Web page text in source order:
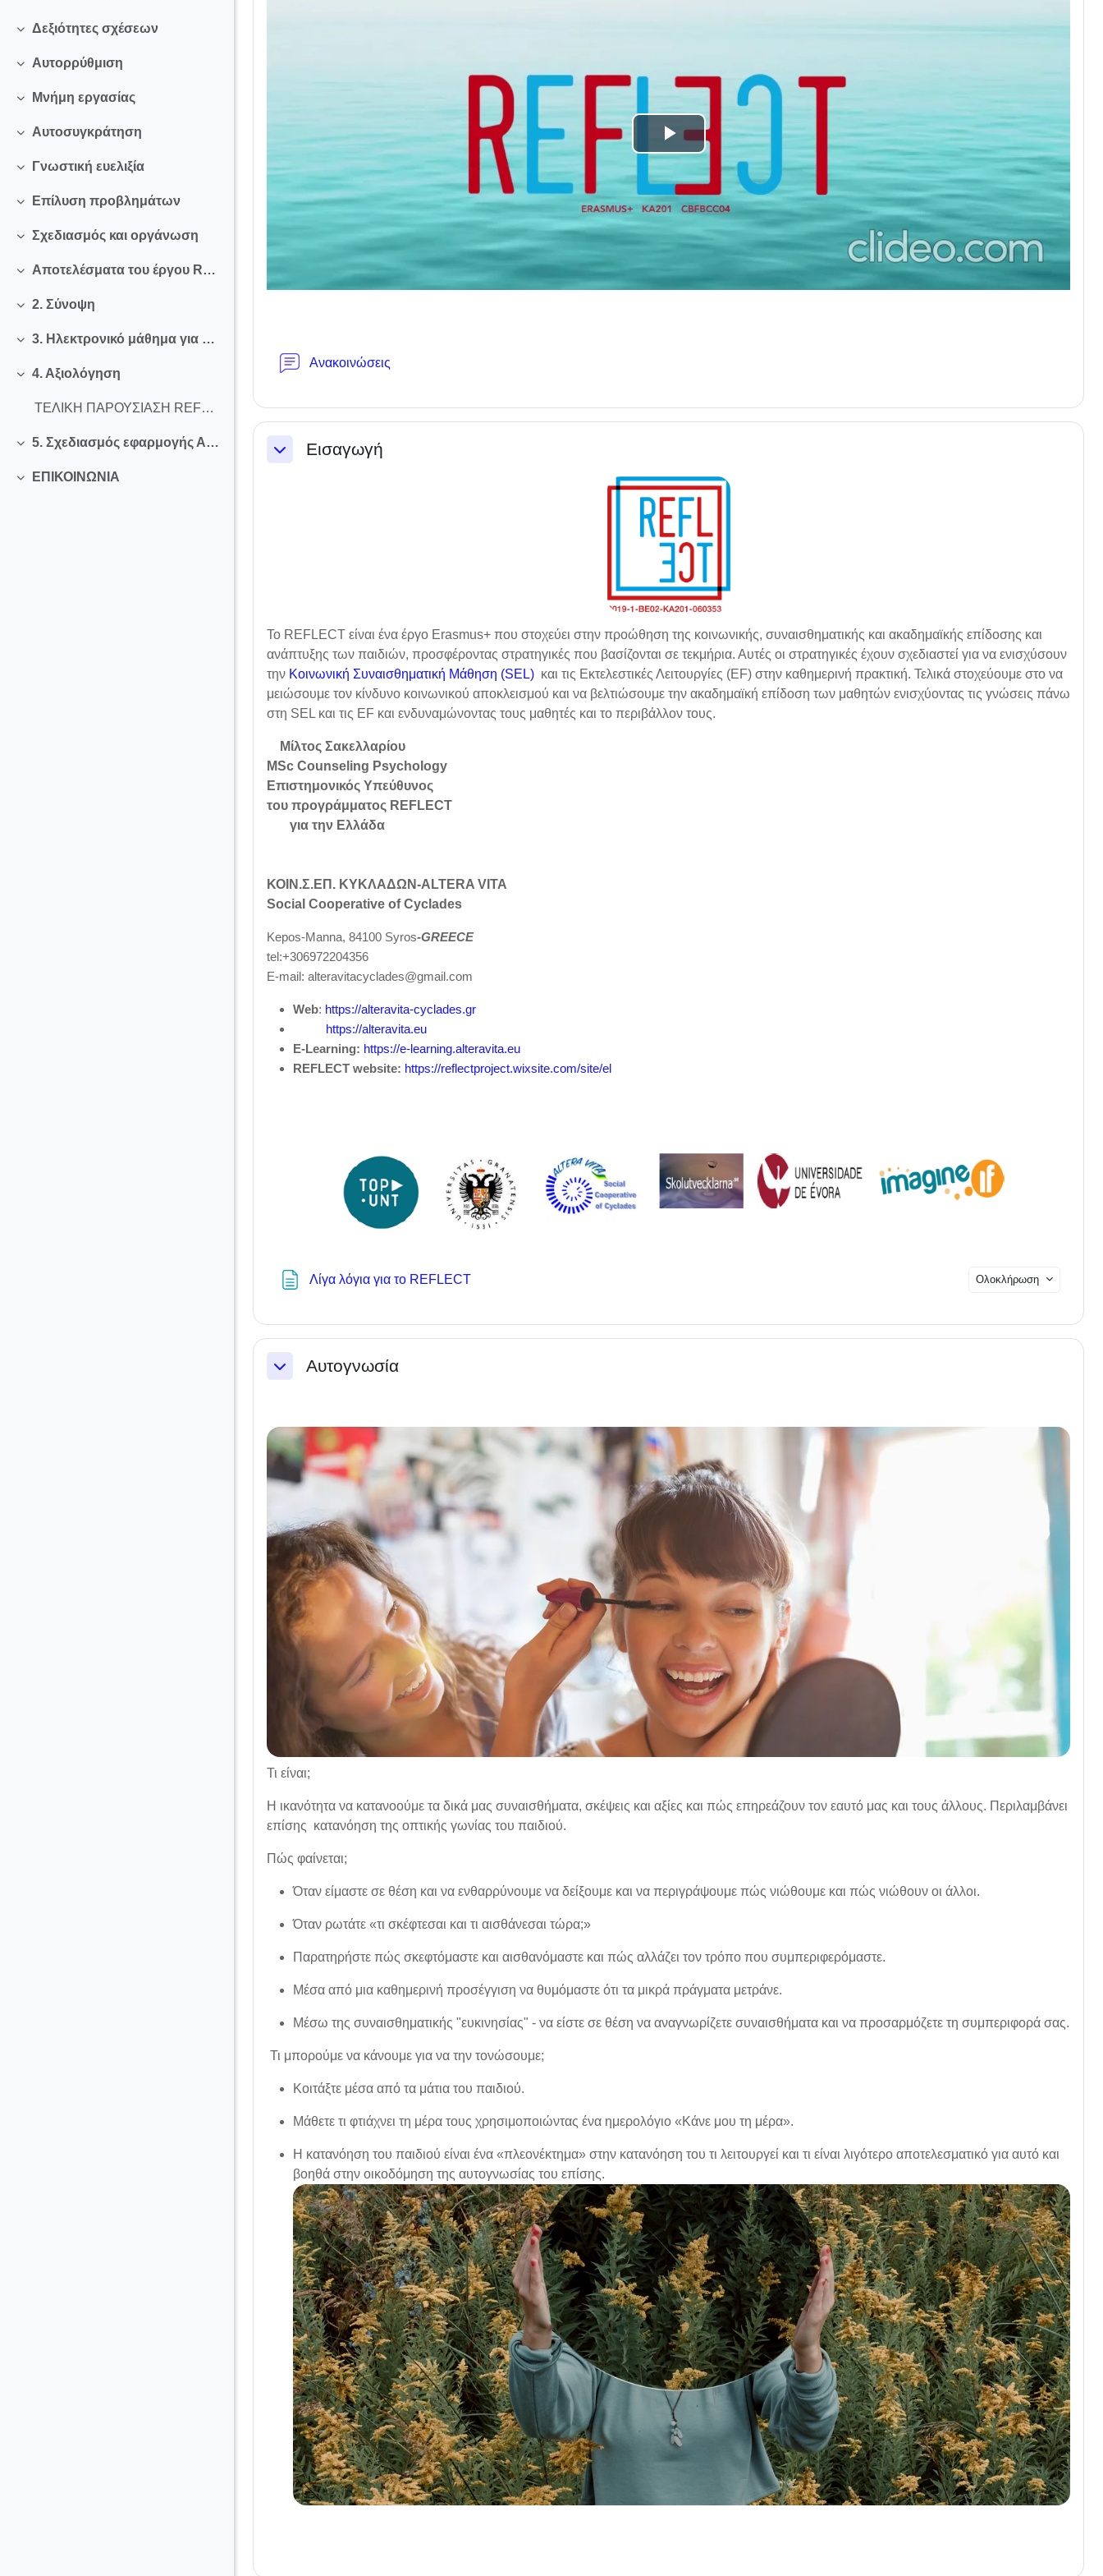
Σύμπτυξη
Δεξιότητες σχέσεων
Σύμπτυξη
Αυτορρύθμιση
Σύμπτυξη
Μνήμη εργασίας
Σύμπτυξη
Αυτοσυγκράτηση
Σύμπτυξη
Γνωστική ευελιξία
Σύμπτυξη
Επίλυση προβλημάτων
Σύμπτυξη
Σχεδιασμός και οργάνωση
Σύμπτυξη
Αποτελέσματα του έργου REFLECT
Σύμπτυξη
2. Σύνοψη
Σύμπτυξη
3. Ηλεκτρονικό μάθημα για εκπαιδευτικούς
Σύμπτυξη
4. Αξιολόγηση
ΤΕΛΙΚΗ ΠΑΡΟΥΣΙΑΣΗ REFLECT, ΠΑΝΕΠΙΣΤΗΜΙΟ GRANADA
Σύμπτυξη
5. Σχεδιασμός εφαρμογής Αpp
Σύμπτυξη
EΠΙΚΟΙΝΩΝΙΑ
Αναπαραγωγή
βίντεο
Ανακοινώσεις
Εισαγωγή
Το REFLECT είναι ένα έργο Erasmus+ που στοχεύει στην προώθηση της κοινωνικής, συναισθηματικής και ακαδημαϊκής επίδοσης και
ανάπτυξης των παιδιών, προσφέροντας στρατηγικές που βασίζονται σε τεκμήρια. Αυτές οι στρατηγικές έχουν σχεδιαστεί για να ενισχύσουν
την Κοινωνική Συναισθηματική Μάθηση (SEL) και τις Εκτελεστικές Λειτουργίες (EF) στην καθημερινή πρακτική. Τελικά στοχεύουμε στο να
μειώσουμε τον κίνδυνο κοινωνικού αποκλεισμού και να βελτιώσουμε την ακαδημαϊκή επίδοση των μαθητών ενισχύοντας τις γνώσεις πάνω
στη SEL και τις EF και ενδυναμώνοντας τους μαθητές και το περιβάλλον τους.
Μίλτος Σακελλαρίου
ΜSc Counseling Psychology
Επιστημονικός Υπεύθυνος
του προγράμματος REFLECT
για την Ελλάδα
ΚΟΙΝ.Σ.ΕΠ. ΚΥΚΛΑΔΩΝ-ΑLTERA VITA
Social Cooperative of Cyclades
Kepos-Manna, 84100 Syros-GREECE
tel:+306972204356
E-mail: alteravitacyclades@gmail.com
Web: https://alteravita-cyclades.gr
https://alteravita.eu
E-Learning: https://e-learning.alteravita.eu
REFLECT website: https://reflectproject.wixsite.com/site/el
Λίγα λόγια για το REFLECTΣελίδα Ολοκλήρωση
Αυτογνωσία
Τι είναι;
Η ικανότητα να κατανοούμε τα δικά μας συναισθήματα, σκέψεις και αξίες και πώς επηρεάζουν τον εαυτό μας και τους άλλους. Περιλαμβάνει
επίσης κατανόηση της οπτικής γωνίας του παιδιού.
Πώς φαίνεται;
Όταν είμαστε σε θέση και να ενθαρρύνουμε να δείξουμε και να περιγράψουμε πώς νιώθουμε και πώς νιώθουν οι άλλοι.
Όταν ρωτάτε «τι σκέφτεσαι και τι αισθάνεσαι τώρα;»
Παρατηρήστε πώς σκεφτόμαστε και αισθανόμαστε και πώς αλλάζει τον τρόπο που συμπεριφερόμαστε.
Μέσα από μια καθημερινή προσέγγιση να θυμόμαστε ότι τα μικρά πράγματα μετράνε.
Μέσω της συναισθηματικής "ευκινησίας" - να είστε σε θέση να αναγνωρίζετε συναισθήματα και να προσαρμόζετε τη συμπεριφορά σας.
Τι μπορούμε να κάνουμε για να την τονώσουμε;
Κοιτάξτε μέσα από τα μάτια του παιδιού.
Μάθετε τι φτιάχνει τη μέρα τους χρησιμοποιώντας ένα ημερολόγιο «Κάνε μου τη μέρα».
Η κατανόηση του παιδιού είναι ένα «πλεονέκτημα» στην κατανόηση του τι λειτουργεί και τι είναι λιγότερο αποτελεσματικό για αυτό και
βοηθά στην οικοδόμηση της αυτογνωσίας του επίσης.